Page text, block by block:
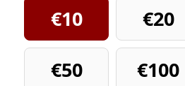
€10 €20
€50
€100